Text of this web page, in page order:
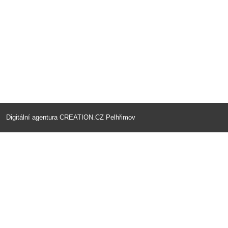
Digitální agentura CREATION.CZ Pelhřimov